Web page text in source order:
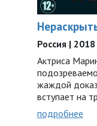
Россия |
Актриса
жаждой
вступает на
подробнее